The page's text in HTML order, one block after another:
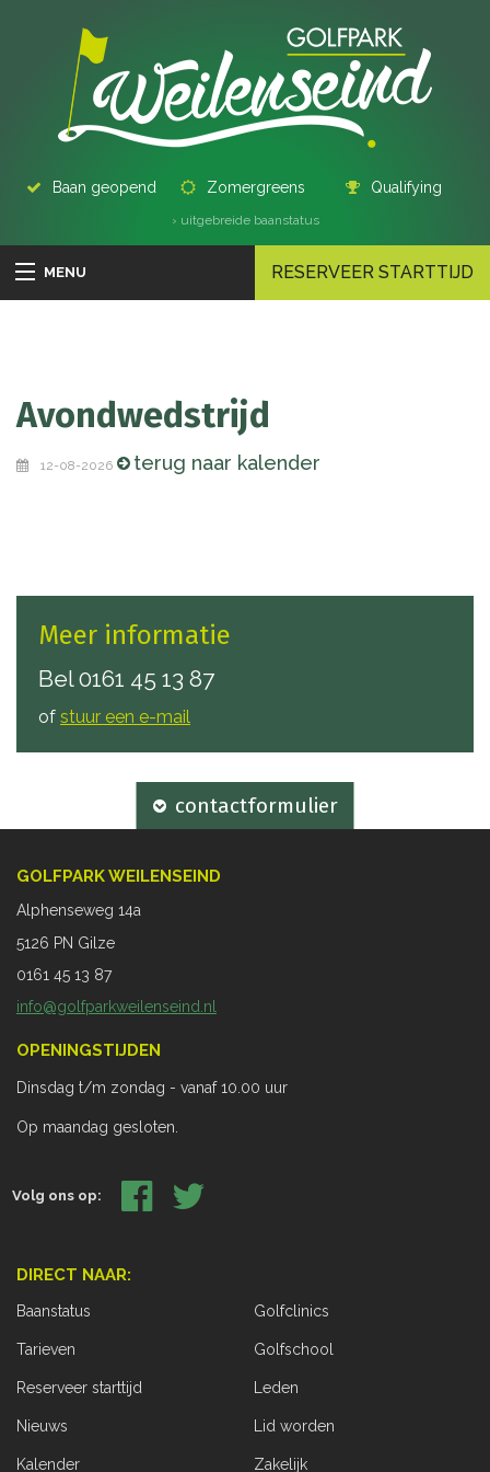
Baan geopend Zomergreens Qualifying
› uitgebreide baanstatus
RESERVEER STARTTIJD
MENU
Avondwedstrijd
12-08-2026 terug naar kalender
Meer informatie
Bel0161 45 13 87
of stuur een e-mail
contactformulier
GOLFPARK WEILENSEIND
Alphenseweg 14a
5126 PN Gilze
0161 45 13 87
info@golfparkweilenseind.nl
OPENINGSTIJDEN
Dinsdag t/m zondag - vanaf 10.00 uur
Op maandag gesloten.
Volg ons op:
DIRECT NAAR:
Baanstatus
Tarieven
Reserveer starttijd
Nieuws
Kalender
Golfclinics
Golfschool
Leden
Lid worden
Zakelijk